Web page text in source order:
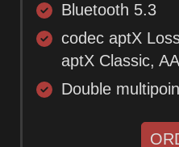
Bluetooth 5.3
codec aptX
aptX Classic,
Double